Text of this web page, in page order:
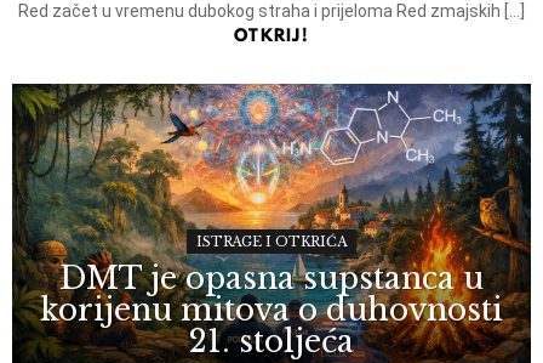
Red začet u vremenu dubokog straha i prijeloma Red zmajskih […]
OTKRIJ!
ISTRAGE I OTKRIĆA
DMT je opasna supstanca u
korijenu mitova o duhovnosti
21. stoljeća